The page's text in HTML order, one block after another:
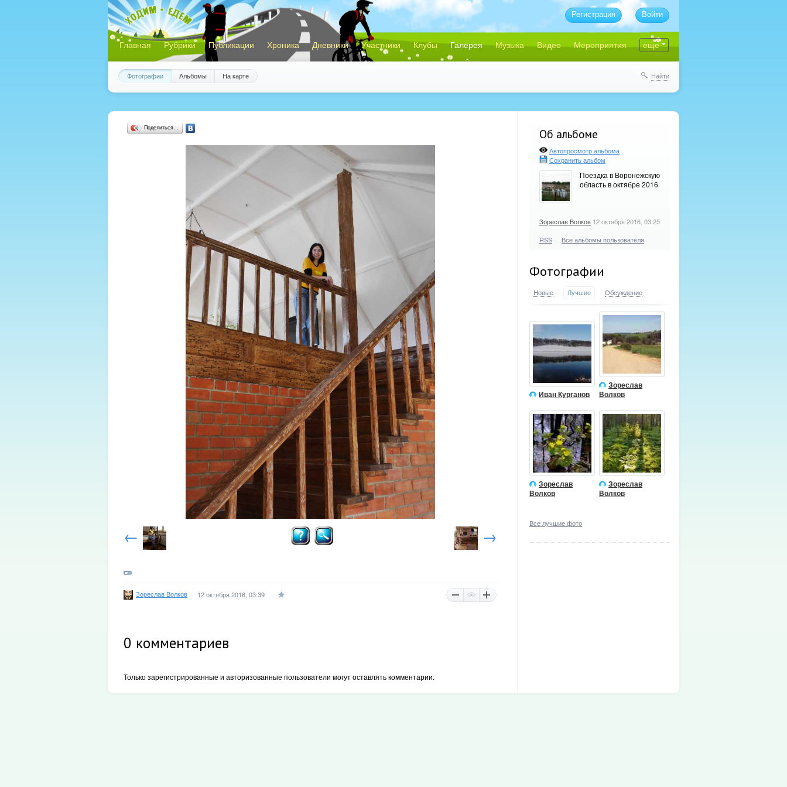
Главная Рубрики Публикации Хроника Дневники Участники Клубы Галерея Музыка Видео Мероприятия еще
Регистрация Войти
Фотографии Альбомы На карте Найти
Об альбоме
Автопросмотр альбома
Сохранить альбом
Поездка в Воронежскую
область в октябре 2016
Зореслав Волков 12 октября 2016, 03:25
RSS · Все альбомы пользователя
Фотографии
Новые Лучшие Обсуждение
Иван Курганов
Зореслав
Волков
Зореслав
Волков
Зореслав
Волков
Все лучшие фото
Поделиться…
→
←
Зореслав Волков 12 октября 2016, 03:39
0 комментариев
Только зарегистрированные и авторизованные пользователи могут оставлять комментарии.